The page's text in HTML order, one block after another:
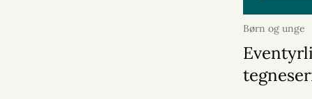
Børn og unge
2026